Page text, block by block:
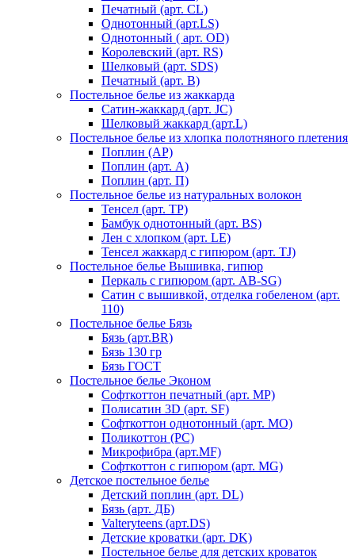
Печатный (арт. СL)
Однотонный (арт.LS)
Однотонный ( арт. OD)
Королевский (арт. RS)
Шелковый (арт. SDS)
Печатный (арт. В)
Постельное белье из жаккарда
Сатин-жаккард (арт. JC)
Шелковый жаккард (арт.L)
Постельное белье из хлопка полотняного плетения
Поплин (AP)
Поплин (арт. А)
Поплин (арт. П)
Постельное белье из натуральных волокон
Тенсел (арт. ТР)
Бамбук однотонный (арт. BS)
Лен с хлопком (арт. LE)
Тенсел жаккард с гипюром (арт. TJ)
Постельное белье Вышивка, гипюр
Перкаль с гипюром (арт. AB-SG)
Сатин с вышивкой, отделка гобеленом (арт.
110)
Постельное белье Бязь
Бязь (арт.BR)
Бязь 130 гр
Бязь ГОСТ
Постельное белье Эконом
Софткоттон печатный (арт. MР)
Полисатин 3D (арт. SF)
Софткоттон однотонный (арт. MO)
Поликоттон (PC)
Микрофибра (арт.MF)
Софткоттон с гипюром (арт. MG)
Детское постельное белье
Детский поплин (арт. DL)
Бязь (арт. ДБ)
Valteryteens (арт.DS)
Детские кроватки (арт. DK)
Постельное белье для детских кроваток